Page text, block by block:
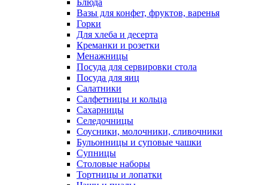
Блюда
Вазы для конфет, фруктов, варенья
Горки
Для хлеба и десерта
Креманки и розетки
Менажницы
Посуда для сервировки стола
Посуда для яиц
Салатники
Салфетницы и кольца
Сахарницы
Селедочницы
Соусники, молочники, сливочники
Бульонницы и суповые чашки
Супницы
Столовые наборы
Тортницы и лопатки